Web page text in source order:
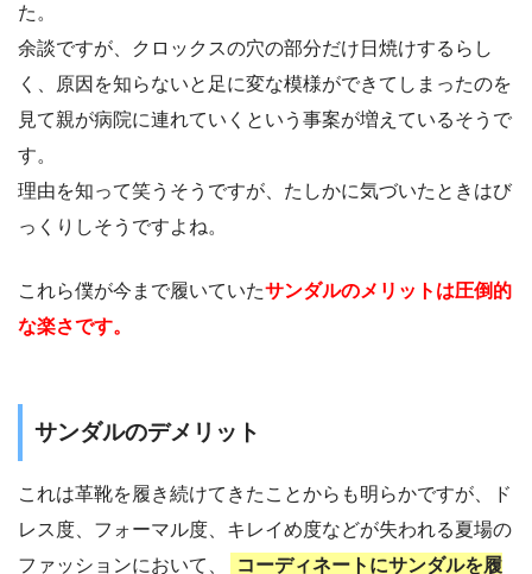
た。
余談ですが、クロックスの穴の部分だけ日焼けするらし
く、原因を知らないと足に変な模様ができてしまったのを
見て親が病院に連れていくという事案が増えているそうで
す。
理由を知って笑うそうですが、たしかに気づいたときはび
っくりしそうですよね。
これら僕が今まで履いていたサンダルのメリットは圧倒的
な楽さです。
サンダルのデメリット
これは革靴を履き続けてきたことからも明らかですが、ド
レス度、フォーマル度、キレイめ度などが失われる夏場の
ファッションにおいて、
コーディネートにサンダルを履